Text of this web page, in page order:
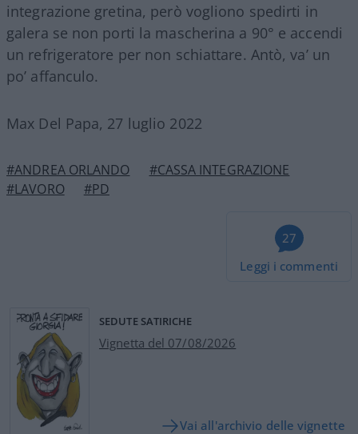
integrazione gretina, però vogliono spedirti in
galera se non porti la mascherina a 90° e accendi
un refrigeratore per non schiattare. Antò, va’ un
po’ affanculo.
Max Del Papa, 27 luglio 2022
#ANDREA ORLANDO
#CASSA INTEGRAZIONE
#LAVORO
#PD
27
Leggi i commenti
SEDUTE SATIRICHE
Vignetta del 07/08/2026
Vai all'archivio delle vignette